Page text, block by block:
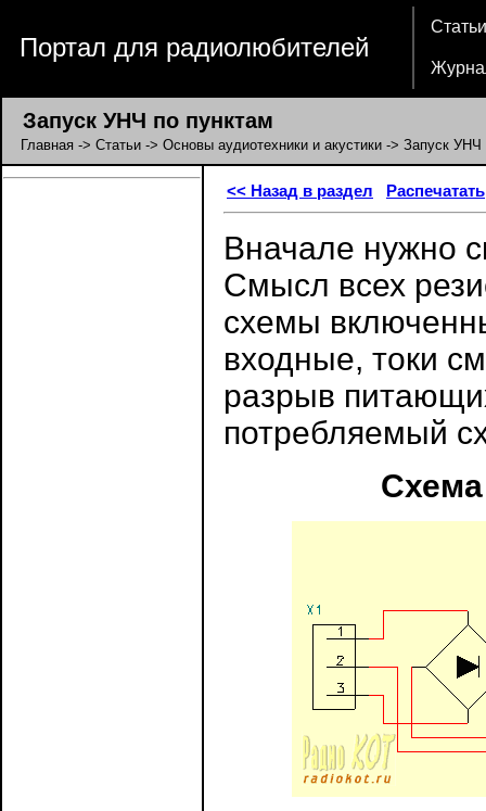
Портал для радиолюбителей
Статьи
Запуск УНЧ по пунктам
Главная -> Статьи -> Основы аудиотехники и акустики -> Запуск УНЧ
<< Назад в раздел Распечатать
Вначале нужно
Смысл всех
схемы
входные, токи
разрыв
потребляемый